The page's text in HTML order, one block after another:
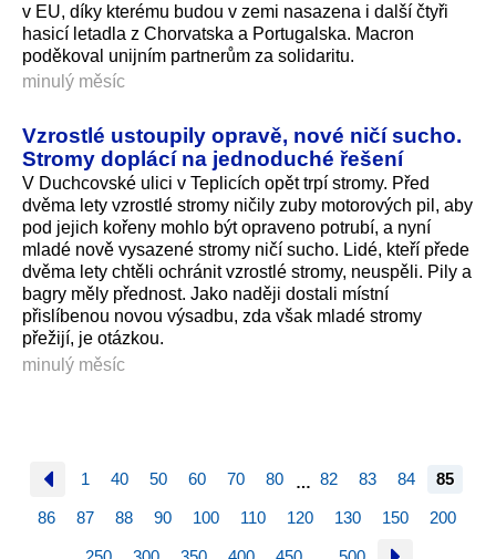
v EU, díky kterému budou v zemi nasazena i další čtyři
hasicí letadla z Chorvatska a Portugalska. Macron
poděkoval unijním partnerům za solidaritu.
minulý měsíc
Vzrostlé ustoupily opravě, nové ničí sucho.
Stromy doplácí na jednoduché řešení
V Duchcovské ulici v Teplicích opět trpí stromy. Před
dvěma lety vzrostlé stromy ničily zuby motorových pil, aby
pod jejich kořeny mohlo být opraveno potrubí, a nyní
mladé nově vysazené stromy ničí sucho. Lidé, kteří přede
dvěma lety chtěli ochránit vzrostlé stromy, neuspěli. Pily a
bagry měly přednost. Jako naději dostali místní
přislíbenou novou výsadbu, zda však mladé stromy
přežijí, je otázkou.
minulý měsíc
1 40 50 60 70 80 … 82 83 84 85
86 87 88 90 100 110 120 130 150 200